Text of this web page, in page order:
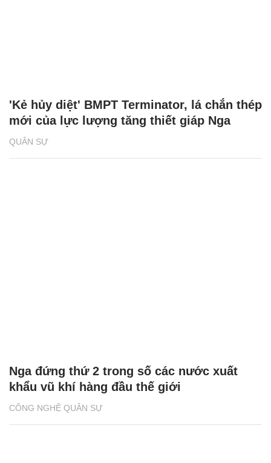
QUÂN SỰ
'Kẻ hủy diệt' BMPT Terminator, lá chắn thép
mới của lực lượng tăng thiết giáp Nga
CÔNG NGHỆ QUÂN SỰ
Nga đứng thứ 2 trong số các nước xuất
khẩu vũ khí hàng đầu thế giới